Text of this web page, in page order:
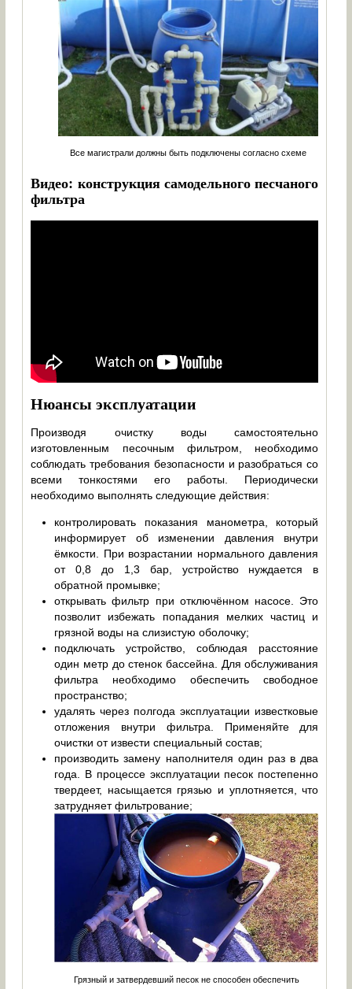
Все магистрали должны быть подключены согласно схеме
Видео: конструкция самодельного песчаного
фильтра
Нюансы эксплуатации
Производя очистку воды самостоятельно
изготовленным песочным фильтром, необходимо
соблюдать требования безопасности и разобраться со
всеми тонкостями его работы. Периодически
необходимо выполнять следующие действия:
контролировать показания манометра, который
информирует об изменении давления внутри
ёмкости. При возрастании нормального давления
от 0,8 до 1,3 бар, устройство нуждается в
обратной промывке;
открывать фильтр при отключённом насосе. Это
позволит избежать попадания мелких частиц и
грязной воды на слизистую оболочку;
подключать устройство, соблюдая расстояние
один метр до стенок бассейна. Для обслуживания
фильтра необходимо обеспечить свободное
пространство;
удалять через полгода эксплуатации известковые
отложения внутри фильтра. Применяйте для
очистки от извести специальный состав;
производить замену наполнителя один раз в два
года. В процессе эксплуатации песок постепенно
твердеет, насыщается грязью и уплотняется, что
затрудняет фильтрование;
Грязный и затвердевший песок не способен обеспечить